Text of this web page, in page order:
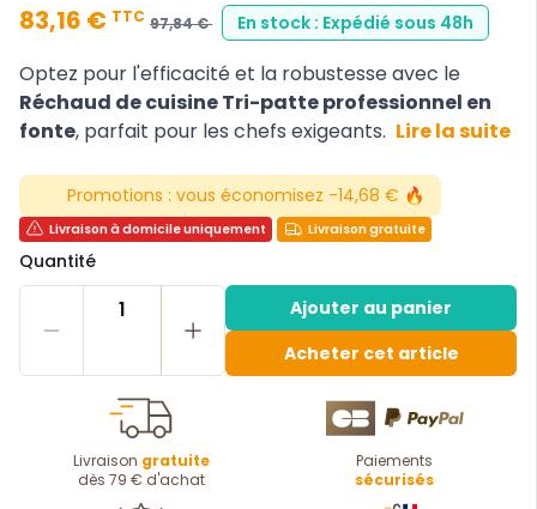
83,16 € TTC 97,84 € En stock : Expédié sous 48h
Optez pour l'efficacité et la robustesse avec le
Réchaud de cuisine Tri-patte professionnel en
fonte, parfait pour les chefs exigeants. Lire la suite
Promotions : vous économisez -14,68 € 🔥
Livraison à domicile uniquement Livraison gratuite
Quantité
1
Ajouter au panier
Acheter cet article
Livraison gratuite
dès 79 € d'achat
Paiements
sécurisés